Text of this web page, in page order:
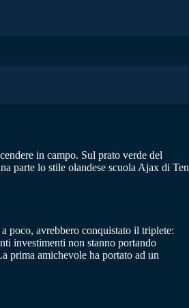
in campo. Sul prato verde del
parte lo stile olandese scuola Ajax di Ten
poco, avrebbero conquistato il triplete:
investimenti non stanno portando
prima amichevole ha portato ad un